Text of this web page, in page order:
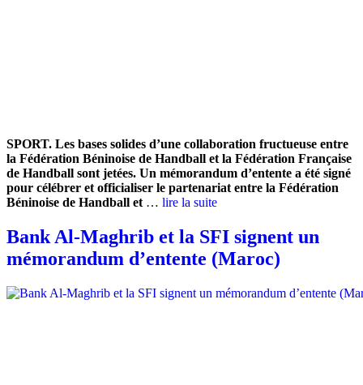
SPORT. Les bases solides d’une collaboration fructueuse entre
la Fédération Béninoise de Handball et la Fédération Française
de Handball sont jetées. Un mémorandum d’entente a été signé
pour célébrer et officialiser le partenariat entre la Fédération
Béninoise de Handball et … lire la suite
Bank Al-Maghrib et la SFI signent un
mémorandum d’entente (Maroc)